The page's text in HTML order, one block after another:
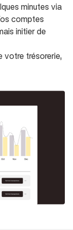
minutes via
comptes
initier de
votre trésorerie,